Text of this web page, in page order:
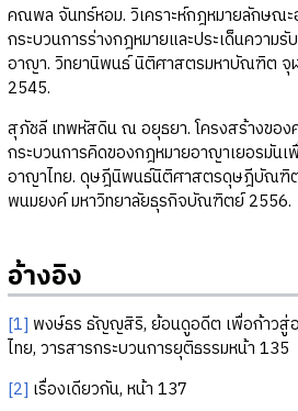
คณพล จันทร์หอม. วิเคราะห์กฎหมายลักษณ
กระบวนการร่างกฎหมายและประเด็นความรั
อาญา. วิทยานิพนธ์ นิติศาสตรมหาบัณฑิต จุ
2545.
สุภัชลี เทพหัสดิน ณ อยุธยา. โครงสร้างขอ
กระบวนการคิดของกฎหมายอาญาเยอรมัน
อาญาไทย. ดุษฎีนิพนธ์นิติศาสตรดุษฎีบัณฑิ
พนมยงค์ มหาวิทยาลัยธุรกิจบัณฑิตย์ 2556.
อ้างอิง
[1] พงษ์ธร ธัญญสิริ, ย้อนดูอดีต เพื่อก้าวสู่
ไทย, วารสารกระบวนการยุติธรรมหน้า 135
[2] เรื่องเดียวกัน, หน้า 137